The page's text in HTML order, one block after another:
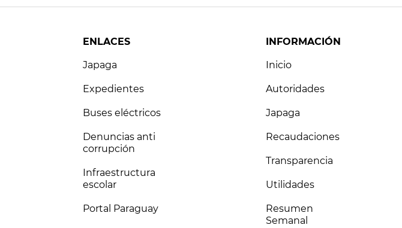
ENLACES
Japaga
Expedientes
Buses eléctricos
Denuncias anti
corrupción
Infraestructura
escolar
Portal Paraguay
INFORMACIÓN
Inicio
Autoridades
Japaga
Recaudaciones
Transparencia
Utilidades
Resumen
Semanal